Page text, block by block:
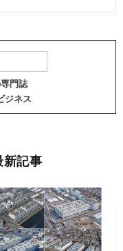
門誌
ジネス
新記事